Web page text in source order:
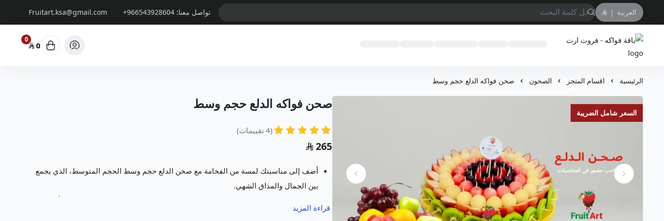
العربية | تواصل معنا: +966543928604
Fruitart.ksa@gmail.com
باقة فواكه - فروت ارت
0
0
الرئيسية اقسام المتجر الصحون صحن فواكه الدلع حجم وسط
السعر شامل الضريبة
صحن فواكه الدلع حجم وسط
(4 تقييمات)
265
أضف إلى مناسبتك لمسة من الفخامة مع صحن الدلع حجم وسط الحجم المتوسط، الذي يجمع
بين الجمال والمذاق الشهي.
مبتكرة ومميزة تسر كل من رأها وتجعل مناسبتكم حدث لا ينسى.
قراءة المزيد